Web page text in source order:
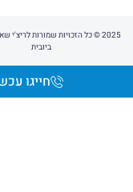
2025 © כל הזכויות שמורות לריצ'י
ביובית
חייגו